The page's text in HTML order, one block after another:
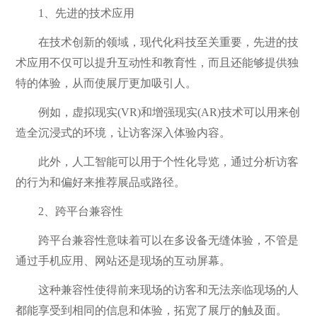
1、先进的技术应用
在技术创新的领域，现代化科技至关重要，先进的技
术应用不仅可以提升互动性和教育性，而且还能够提供独
特的体验，从而使展厅更加吸引人。
例如，虚拟现实(VR)和增强现实(AR)技术可以用来创
造全沉浸式的环境，让访客深入体验内容。
此外，人工智能可以用于个性化导览，通过分析访客
的行为和偏好来推荐展品或路径。
2、跨平台兼容性
跨平台兼容性意味着可以在多设备无缝体验，不管是
通过手机应用、网站还是现场的互动屏幕。
这种兼容性使得前来现场的访客和无法亲临现场的人
都能享受到相同的信息和体验，拓宽了展厅的触及面。